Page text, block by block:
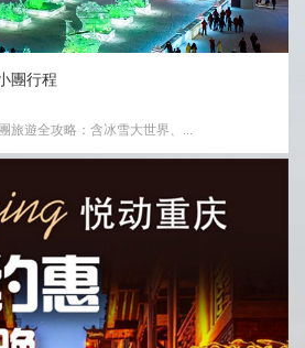
團行程
旅遊全攻略：含冰雪大世界、...